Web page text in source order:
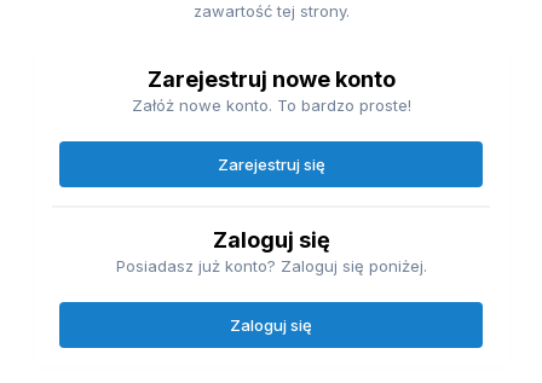
zawartość tej strony.
Zarejestruj nowe konto
Załóż nowe konto. To bardzo proste!
Zarejestruj się
Zaloguj się
Posiadasz już konto? Zaloguj się poniżej.
Zaloguj się